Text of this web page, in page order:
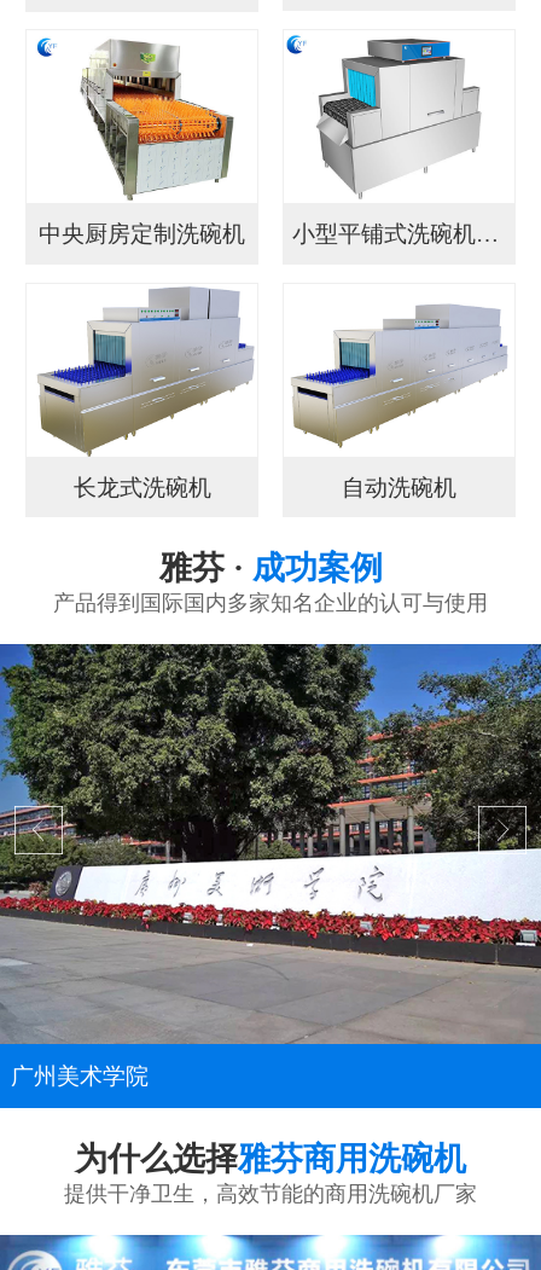
中央厨房定制洗碗机 小型平铺式洗碗机YF...
长龙式洗碗机 自动洗碗机
雅芬 · 成功案例
产品得到国际国内多家知名企业的认可与使用
广州美术学院
为什么选择雅芬商用洗碗机
提供干净卫生，高效节能的商用洗碗机厂家